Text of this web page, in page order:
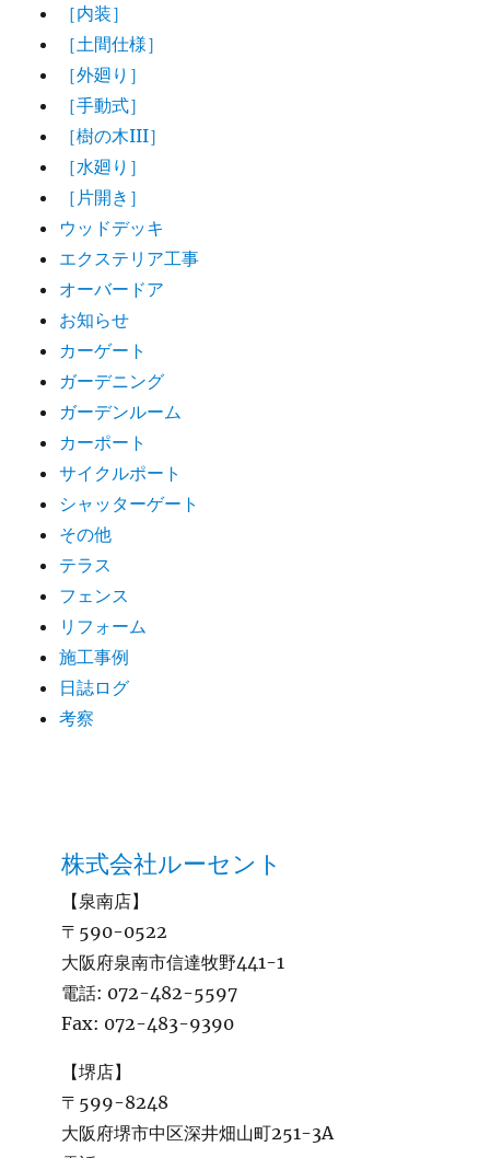
［内装］
［土間仕様］
［外廻り］
［手動式］
［樹の木III］
［水廻り］
［片開き］
ウッドデッキ
エクステリア工事
オーバードア
お知らせ
カーゲート
ガーデニング
ガーデンルーム
カーポート
サイクルポート
シャッターゲート
その他
テラス
フェンス
リフォーム
施工事例
日誌ログ
考察
株式会社ルーセント
【泉南店】
〒590-0522
大阪府泉南市信達牧野441-1
電話: 072-482-5597
Fax: 072-483-9390
【堺店】
〒599-8248
大阪府堺市中区深井畑山町251-3A